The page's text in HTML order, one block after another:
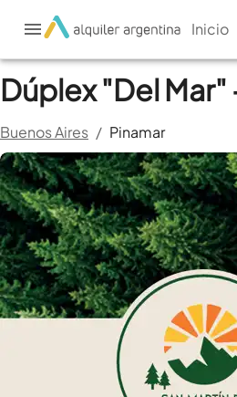
Inicio
Dúplex "Del
Buenos Aires / Pinamar